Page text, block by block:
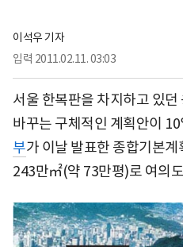
이석우 기자
입력 2011.02.11. 03:03
서울 한복판을 차지하고 있
바꾸는 구체적인 계획안이
부가 이날 발표한 종합기본
243만㎡(약 73만평)로 여의